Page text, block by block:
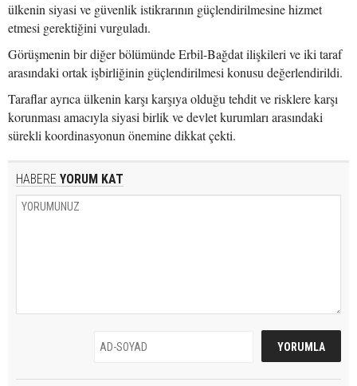
ülkenin siyasi ve güvenlik istikrarının güçlendirilmesine hizmet
etmesi gerektiğini vurguladı.
Görüşmenin bir diğer bölümünde Erbil-Bağdat ilişkileri ve iki taraf
arasındaki ortak işbirliğinin güçlendirilmesi konusu değerlendirildi.
Taraflar ayrıca ülkenin karşı karşıya olduğu tehdit ve risklere karşı
korunması amacıyla siyasi birlik ve devlet kurumları arasındaki
sürekli koordinasyonun önemine dikkat çekti.
HABERE YORUM KAT